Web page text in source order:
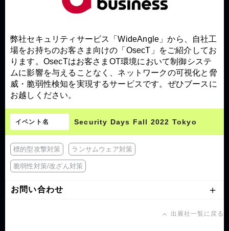
弊社セキュリティサービス「WideAngle」から、自社工
場をお持ちのお客さま向けの「OsecT」をご紹介してお
ります。OsecTはお客さまOT環境において制御システ
ムに影響を与えることなく、ネットワークの可視化と脅
威・脆弱性検知を実現するサービスです。ぜひブースに
お越しください。
イベント名 Security Days Fall 2022 Tokyo
標的型攻撃対策 ランサムウェア対策
脆弱性対策/改ざん対策
お問い合わせ
出展社一覧に戻る